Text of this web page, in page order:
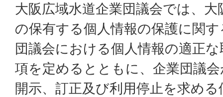
大阪広域水道企業団議会では、
の保有する個人情報の保護に関
団議会における個人情報の適正
項を定めるとともに、企業団議
開示、訂正及び利用停止を求め